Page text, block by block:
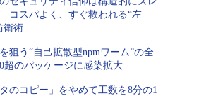
コスパよく、すぐ救われる“左
衛術
狙う“自己拡散型npmワーム”の全
のパッケージに感染拡大
タのコピー」をやめて工数を8分の1